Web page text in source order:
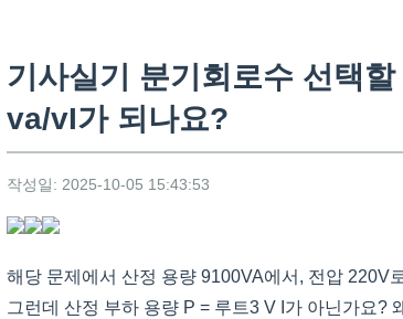
기사실기 분기회로수 선택
va/vI가 되나요?
작성일: 2025-10-05 15:43:53
해당 문제에서 산정 용량 9100VA에서, 전압 220V
그런데 산정 부하 용량 P = 루트3 V I가 아닌가요?